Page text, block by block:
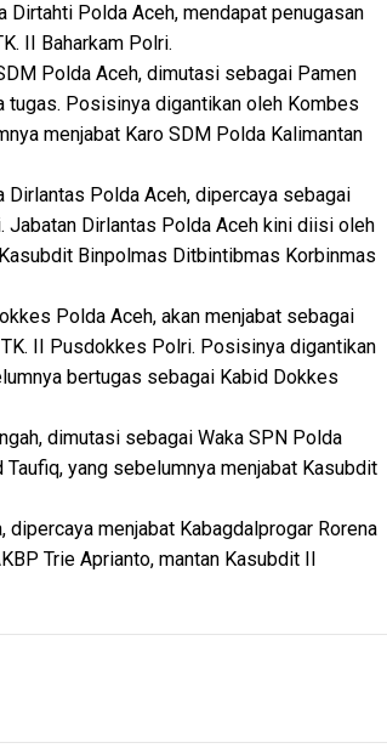
Polda Aceh, mendapat penugasan
II Baharkam Polri.
Polda Aceh, dimutasi sebagai Pamen
tugas. Posisinya digantikan oleh Kombes
menjabat Karo SDM Polda Kalimantan
Dirlantas Polda Aceh, dipercaya sebagai
Dirlantas Polda Aceh kini diisi oleh
Binpolmas Ditbintibmas Korbinmas
Polda Aceh, akan menjabat sebagai
II Pusdokkes Polri. Posisinya digantikan
bertugas sebagai Kabid Dokkes
dimutasi sebagai Waka SPN Polda
yang sebelumnya menjabat Kasubdit
dipercaya menjabat Kabagdalprogar Rorena
Trie Aprianto, mantan Kasubdit II